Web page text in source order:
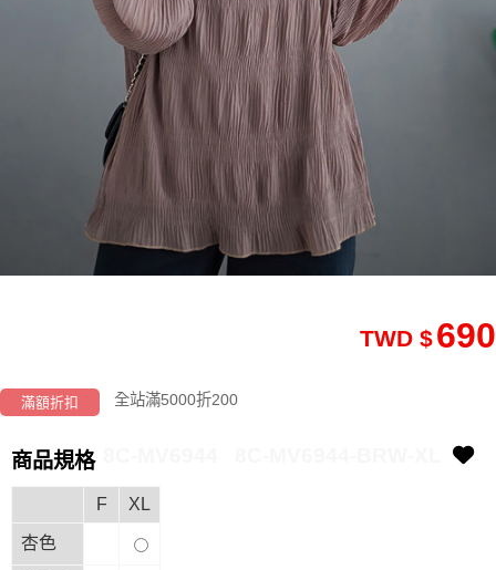
690
TWD $
滿額折扣 全站滿5000折200
商品規格
F XL
杏色